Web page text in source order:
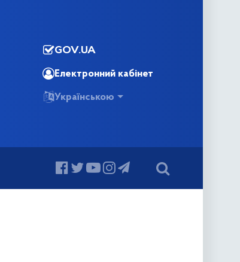
GOV.UA
Електронний кабінет
Українською